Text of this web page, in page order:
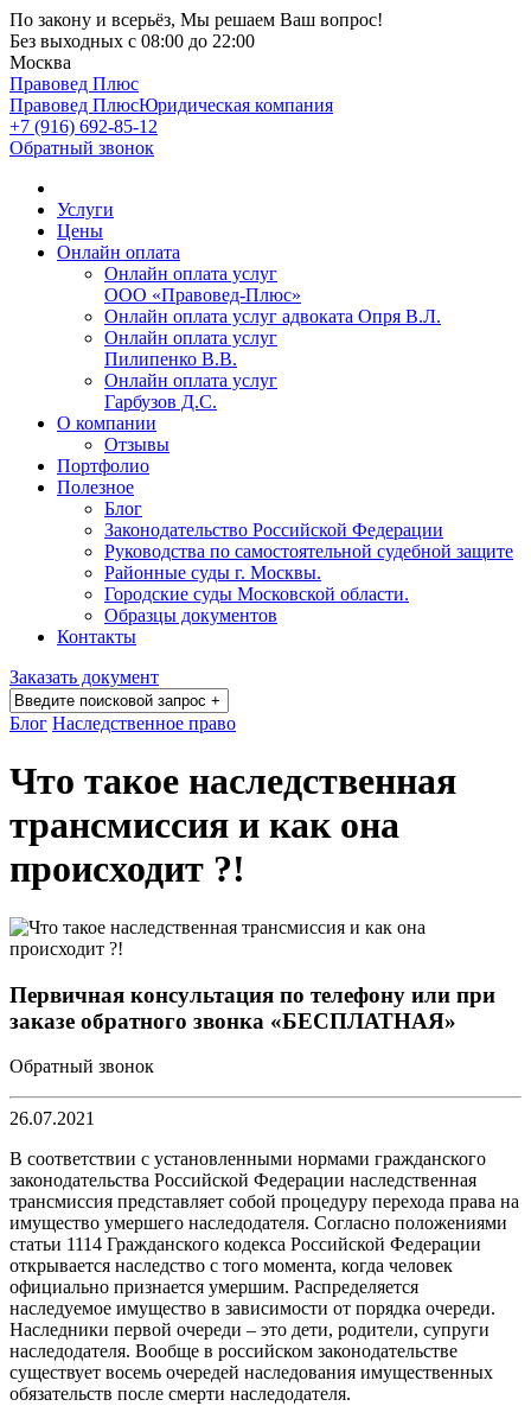
По закону и всерьёз, Мы решаем Ваш вопрос!
Без выходных с 08:00 до 22:00
Москва
Правовед Плюс
Правовед ПлюсЮридическая компания
+7 (916) 692-85-12
Обратный звонок
Услуги
Цены
Онлайн оплата
Онлайн оплата услуг
ООО «Правовед-Плюс»
Онлайн оплата услуг адвоката Опря В.Л.
Онлайн оплата услуг
Пилипенко В.В.
Онлайн оплата услуг
Гарбузов Д.С.
О компании
Отзывы
Портфолио
Полезное
Блог
Законодательство Российской Федерации
Руководства по самостоятельной судебной защите
Районные суды г. Москвы.
Городские суды Московской области.
Образцы документов
Контакты
Заказать документ
Блог Наследственное право
Что такое наследственная
трансмиссия и как она
происходит ?!
Первичная консультация по телефону или при
заказе обратного звонка «БЕСПЛАТНАЯ»
Обратный звонок
26.07.2021
В соответствии с установленными нормами гражданского
законодательства Российской Федерации наследственная
трансмиссия представляет собой процедуру перехода права на
имущество умершего наследодателя. Согласно положениями
статьи 1114 Гражданского кодекса Российской Федерации
открывается наследство с того момента, когда человек
официально признается умершим. Распределяется
наследуемое имущество в зависимости от порядка очереди.
Наследники первой очереди – это дети, родители, супруги
наследодателя. Вообще в российском законодательстве
существует восемь очередей наследования имущественных
обязательств после смерти наследодателя.